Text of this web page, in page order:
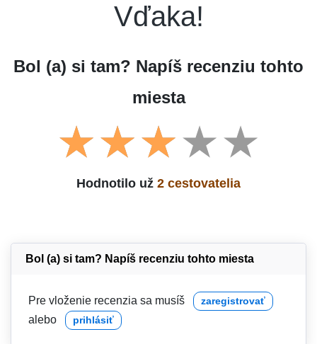
Vďaka!
Bol (a) si tam? Napíš recenziu tohto
miesta
Hodnotilo už 2 cestovatelia
Bol (a) si tam? Napíš recenziu tohto miesta
Pre vloženie recenzia sa musíš zaregistrovať
alebo prihlásiť